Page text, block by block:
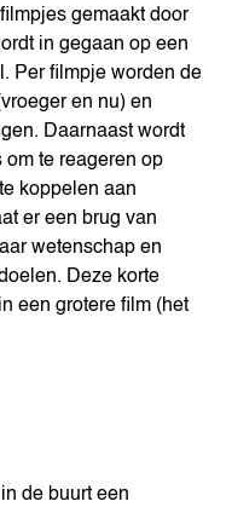
gemaakt door
in gegaan op een
Per filmpje worden de
en nu) en
Daarnaast wordt
om te reageren op
koppelen aan
er een brug van
wetenschap en
Deze korte
een grotere film (het
de buurt een